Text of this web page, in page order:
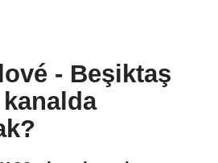
- Beşiktaş